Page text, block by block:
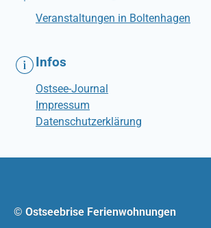
Veranstaltungen in Boltenhagen
Infos
Ostsee-Journal
Impressum
Datenschutzerklärung
© Ostseebrise Ferienwohnungen